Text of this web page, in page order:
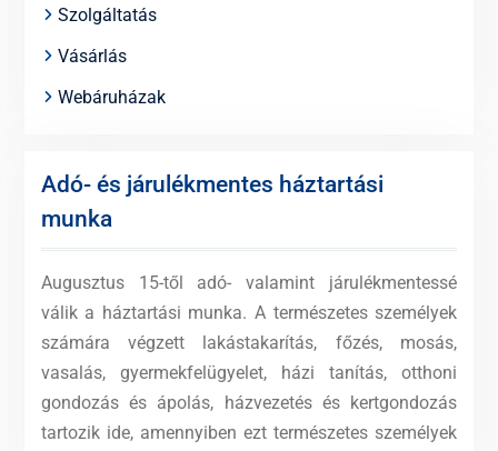
Szolgáltatás
Vásárlás
Webáruházak
Adó- és járulékmentes háztartási
munka
Augusztus 15-től adó- valamint járulékmentessé
válik a háztartási munka. A természetes személyek
számára végzett lakástakarítás, főzés, mosás,
vasalás, gyermekfelügyelet, házi tanítás, otthoni
gondozás és ápolás, házvezetés és kertgondozás
tartozik ide, amennyiben ezt természetes személyek